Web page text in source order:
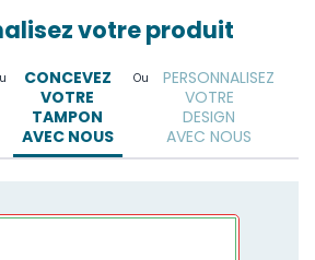
votre produit
CONCEVEZ
VOTRE
TAMPON
AVEC NOUS
Ou
PERSONNALISEZ
VOTRE
DESIGN
AVEC NOUS